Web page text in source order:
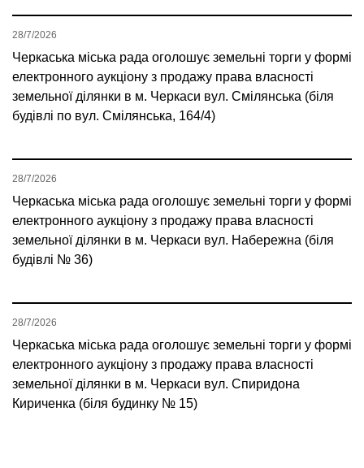
Черкаська міська рада оголошує земельні торги у формі
електронного аукціону з продажу права власності
земельної ділянки в м. Черкаси вул. Смілянська (біля
будівлі по вул. Смілянська, 164/4)
28/7/2026
Черкаська міська рада оголошує земельні торги у формі
електронного аукціону з продажу права власності
земельної ділянки в м. Черкаси вул. Набережна (біля
будівлі № 36)
28/7/2026
Черкаська міська рада оголошує земельні торги у формі
електронного аукціону з продажу права власності
земельної ділянки в м. Черкаси вул. Спиридона
Кириченка (біля будинку № 15)
28/7/2026